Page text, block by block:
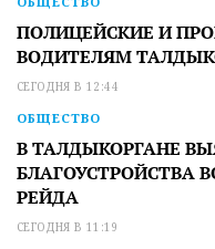
ПОЛИЦЕЙСКИЕ И
ВОДИТЕЛЯМ
СЕГОДНЯ В 12:44
ОБЩЕСТВО
В ТАЛДЫКОРГАНЕ
БЛАГОУСТРОЙСТВА
РЕЙДА
СЕГОДНЯ В 11:19